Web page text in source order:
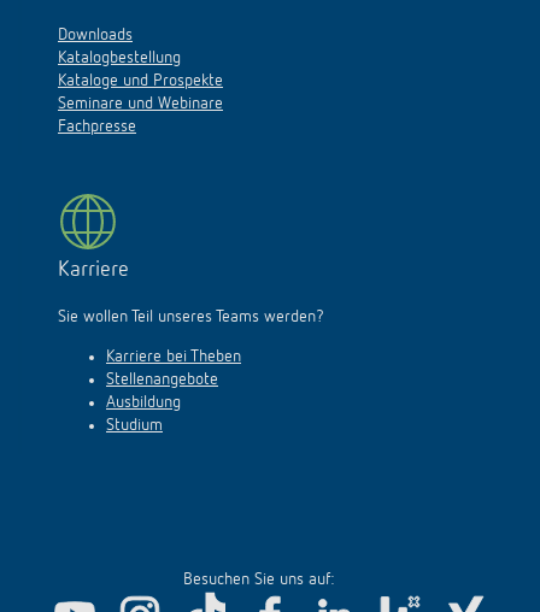
Downloads
Katalogbestellung
Kataloge und Prospekte
Seminare und Webinare
Fachpresse
Karriere
Sie wollen Teil unseres Teams werden?
Karriere bei Theben
Stellenangebote
Ausbildung
Studium
Besuchen Sie uns auf: